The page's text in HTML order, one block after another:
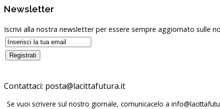
Newsletter
Iscrivi alla nostra newsletter per essere sempre aggiornato sulle
Contattaci: posta@lacittafutura.it
Se vuoi scrivere sul nostro giornale, comunicacelo a